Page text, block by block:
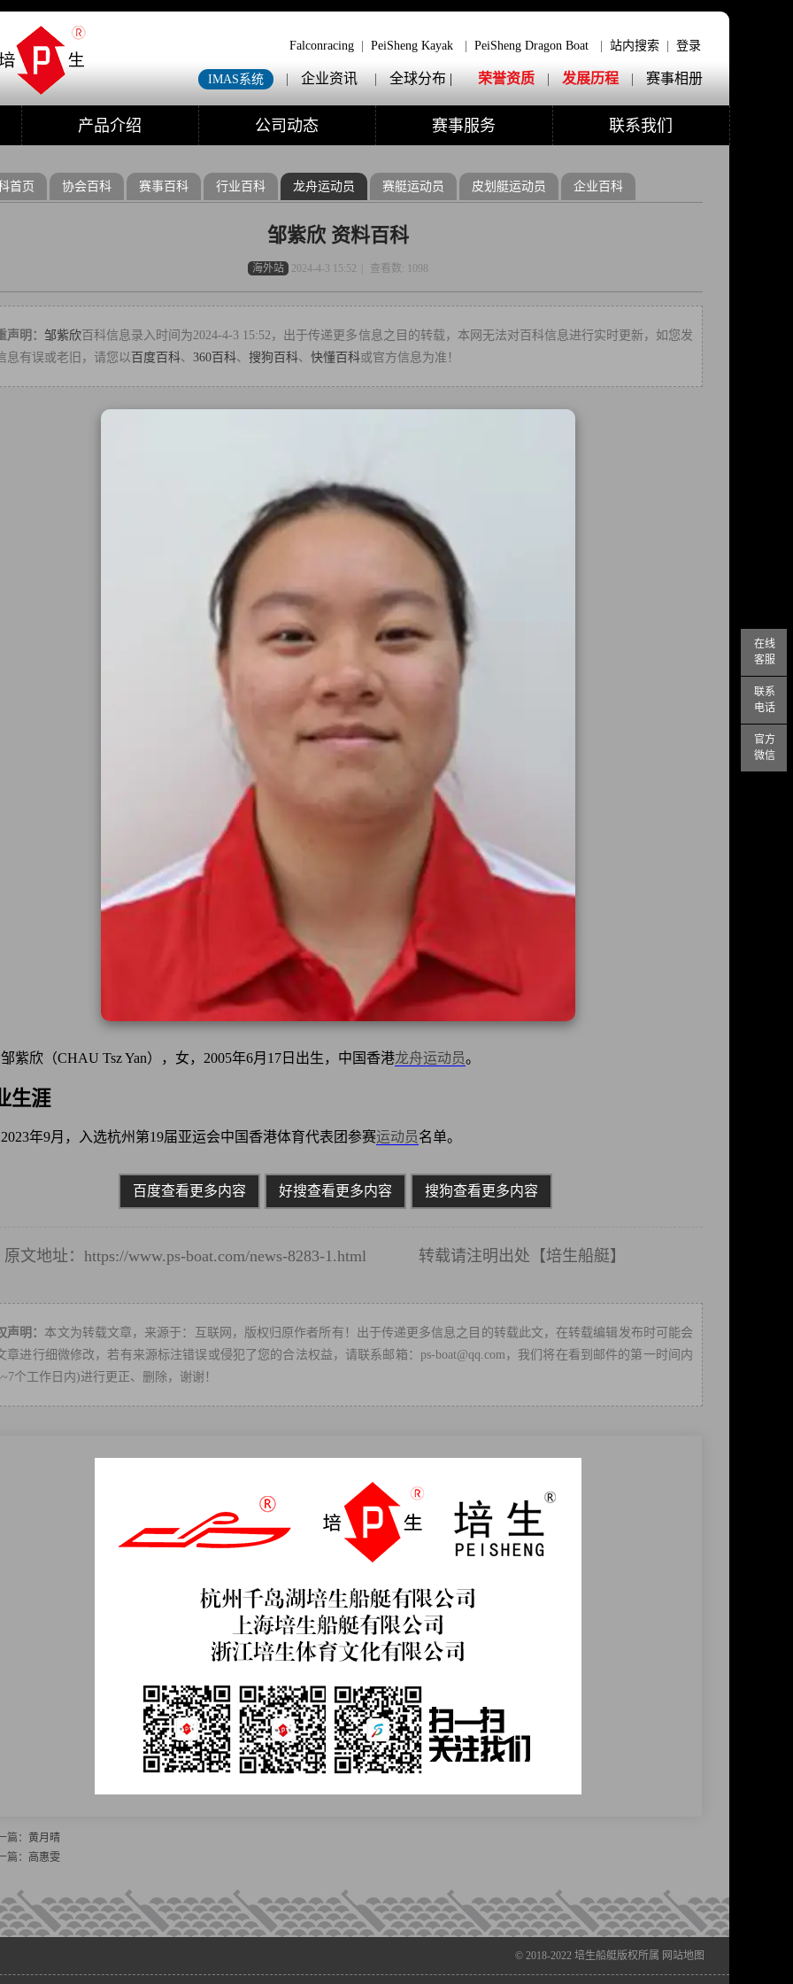
在线
客服
联系
电话
官方
微信
Falconracing PeiSheng Kayak PeiSheng Dragon Boat 站内搜索 登录
IMAS系统 | 企业资讯 | 全球分布 | 荣誉资质 | 发展历程 | 赛事相册
产品介绍 公司动态 赛事服务 联系我们
首页 协会百科 赛事百科 行业百科 龙舟运动员 赛艇运动员 皮划艇运动员 企业百科
邹紫欣 资料百科
海外站 2024-4-3 15:52 查看数: 1098
声明：邹紫欣百科信息录入时间为2024-4-3 15:52，出于传递更多信息之目的转载，本网无法对百科信息进行实时更新，如您发
息有误或老旧，请您以 百度百科、 360百科、 搜狗百科、 快懂百科或官方信息为准！
邹紫欣（CHAU Tsz Yan），女，2005年6月17日出生，中国香港龙舟运动员。
生涯
2023年9月，入选杭州第19届亚运会中国香港体育代表团参赛运动员名单。
百度查看更多内容 好搜查看更多内容 搜狗查看更多内容
原文地址： https://www.ps-boat.com/news-8283-1.html 转载请注明出处【培生船艇】
声明： 本文为转载文章，来源于：互联网，版权归原作者所有！出于传递更多信息之目的转载此文，在转载编辑发布时可能会
章进行细微修改，若有来源标注错误或侵犯了您的合法权益，请联系邮箱：ps-boat@qq.com，我们将在看到邮件的第一时间内
个工作日内)进行更正、删除，谢谢！
篇： 黄月晴
篇： 高惠雯
© 2018-2022 培生船艇版权所属 网站地图